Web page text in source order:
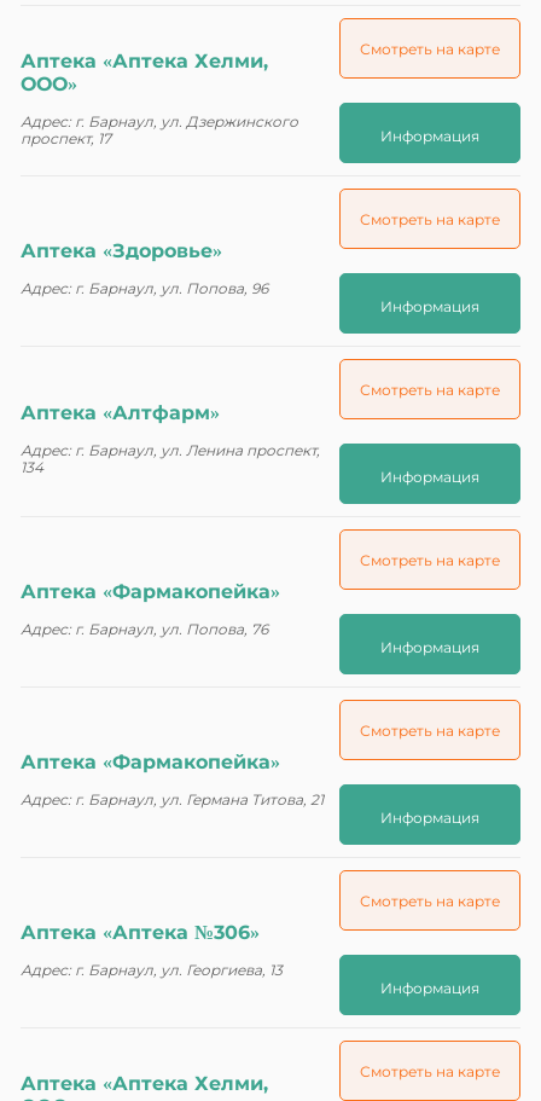
Аптека «Аптека Хелми,
ООО»
Адрес: г. Барнаул, ул. Дзержинского
проспект, 17
Смотреть на карте
Информация
Аптека «Здоровье»
Адрес: г. Барнаул, ул. Попова, 96
Смотреть на карте
Информация
Аптека «Алтфарм»
Адрес: г. Барнаул, ул. Ленина проспект,
134
Смотреть на карте
Информация
Аптека «Фармакопейка»
Адрес: г. Барнаул, ул. Попова, 76
Смотреть на карте
Информация
Аптека «Фармакопейка»
Адрес: г. Барнаул, ул. Германа Титова, 21
Смотреть на карте
Информация
Аптека «Аптека №306»
Адрес: г. Барнаул, ул. Георгиева, 13
Смотреть на карте
Информация
Аптека «Аптека Хелми,
Смотреть на карте